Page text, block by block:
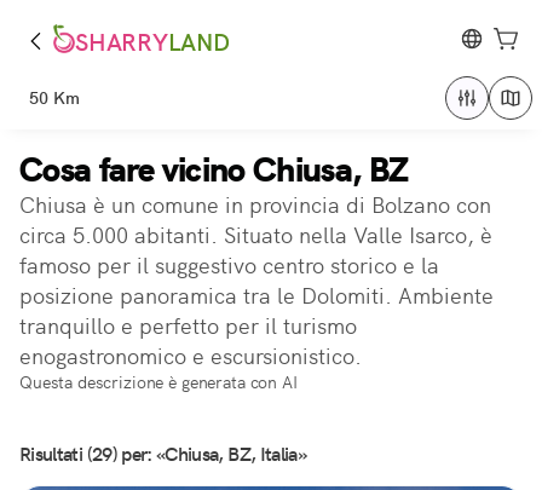
SHARRYLAND
50 Km
Cosa fare vicino Chiusa, BZ
Chiusa è un comune in provincia di Bolzano con
circa 5.000 abitanti. Situato nella Valle Isarco, è
famoso per il suggestivo centro storico e la
posizione panoramica tra le Dolomiti. Ambiente
tranquillo e perfetto per il turismo
enogastronomico e escursionistico.
Questa descrizione è generata con AI
Risultati (29) per: «Chiusa, BZ, Italia»